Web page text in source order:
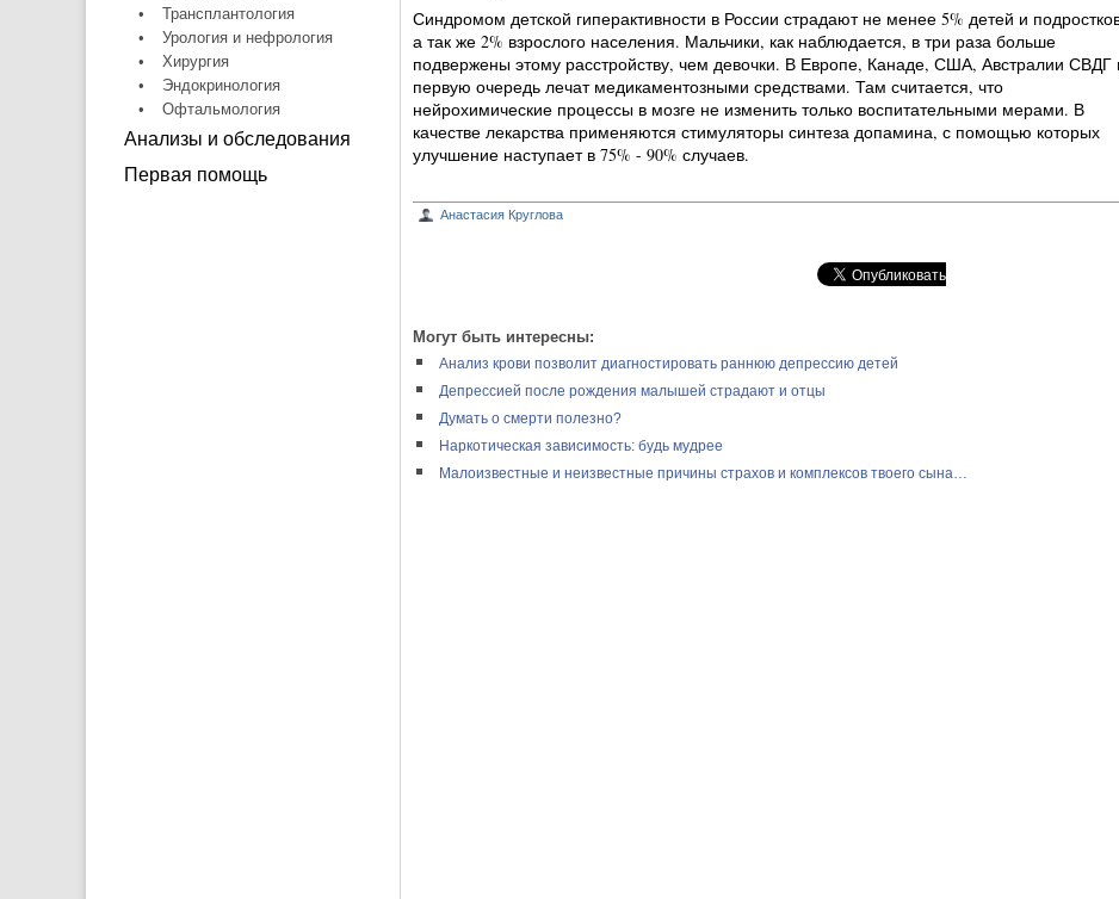
•
Трансплантология
•
Урология и нефрология
•
Хирургия
•
Эндокринология
•
Офтальмология
Анализы и обследования
Первая помощь
Синдромом детской гиперактивности в России страдают не менее 5% детей и
а так же 2% взрослого населения. Мальчики, как наблюдается, в три раза больше
подвержены этому расстройству, чем девочки. В Европе, Канаде, США, Австралии СВДГ
первую очередь лечат медикаментозными средствами. Там считается, что
нейрохимические процессы в мозге не изменить только воспитательными мерами. В
качестве лекарства применяются стимуляторы синтеза допамина, с помощью которых
улучшение наступает в 75% - 90% случаев.
Анастасия Круглова
Могут быть интересны:
Анализ крови позволит диагностировать раннюю депрессию детей
Депрессией после рождения малышей страдают и отцы
Думать о смерти полезно?
Наркотическая зависимость: будь мудрее
Малоизвестные и неизвестные причины страхов и комплексов твоего сына…